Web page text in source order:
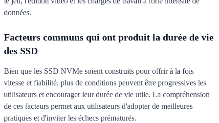
données.
Facteurs communs qui ont produit la durée de vie
des SSD
Bien que les SSD NVMe soient construits pour offrir à la fois
vitesse et fiabilité, plus de conditions peuvent être progressives les
utilisateurs et encourager leur durée de vie utile. La compréhension
de ces facteurs permet aux utilisateurs d'adopter de meilleures
pratiques et d'inviter les échecs prématurés.